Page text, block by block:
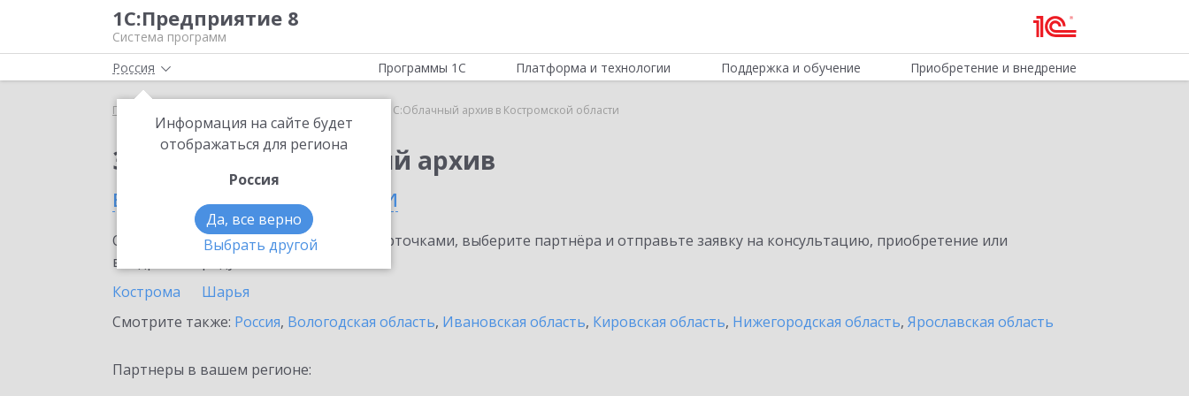
1С:Предприятие 8
Система программ
Россия
Информация на сайте будет
отображаться для региона
Россия
Да, все верно
Выбрать другой
Программы 1С Платформа и технологии Поддержка и обучение Приобретение и внедрение
Главная 1С:Облачный архив в Костромской области
Заказать 1С:Облачный архив
в Костромской области
Ознакомьтесь с информационными карточками, выберите партнёра и отправьте заявку на консультацию, приобретение или
внедрение продукта.
Кострома
Шарья
Смотрите также: Россия, Вологодская область, Ивановская область, Кировская область, Нижегородская область, Ярославская область
Партнеры в вашем регионе: